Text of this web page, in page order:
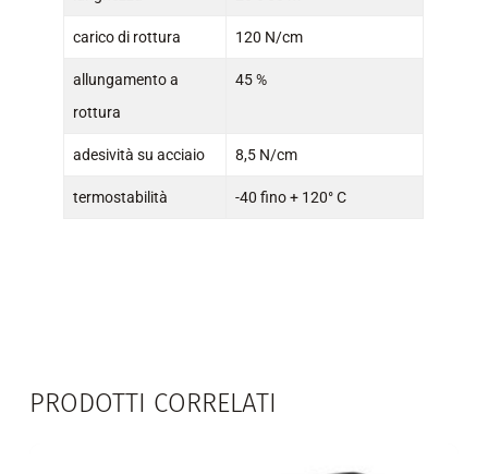
carico di rottura 120 N/cm
allungamento a
rottura
45 %
adesività su acciaio 8,5 N/cm
termostabilità -40 fino + 120° C
PRODOTTI CORRELATI